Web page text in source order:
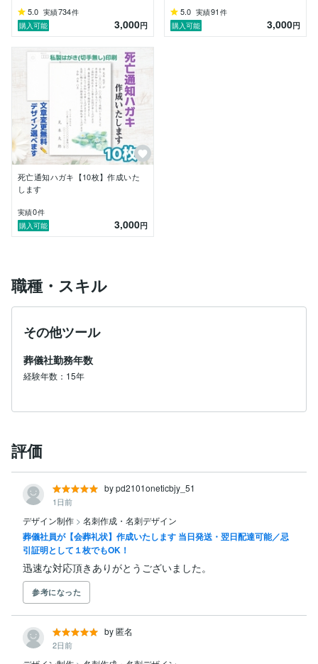
5.0 実績734件
購入可能
3,000円
5.0 実績91 件
購入可能
3,000円
死亡通知ハガキ【10枚】作成いた
します
実績0件
購入可能
3,000円
職種・スキル
その他ツール
葬儀社勤務年数
経験年数：15年
評価
by pd2101oneticbjy_51
1日前
デザイン制作 > 名刺作成・名刺デザイン
葬儀社員が【会葬礼状】作成いたします 当日発送・翌日配達可能／忌
引証明として１枚でもOK！
迅速な対応頂きありがとうございました。
参考になった
by 匿名
2日前